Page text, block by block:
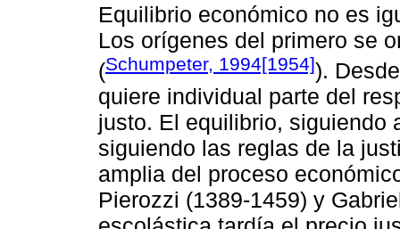
Equilibrio económico no es
Los orígenes del primero se
(Schumpeter, 1994[1954]).
quiere individual parte del
justo. El equilibrio, siguiendo
siguiendo las reglas de la
amplia del proceso
Pierozzi (1389-1459) y